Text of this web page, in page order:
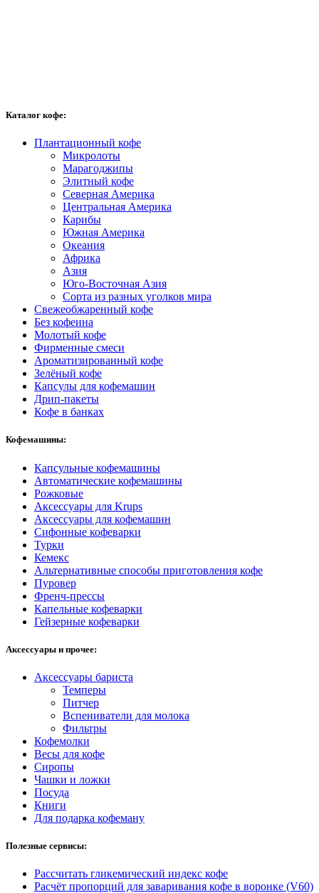
Каталог кофе:
Плантационный кофе
Микролоты
Марагоджипы
Элитный кофе
Северная Америка
Центральная Америка
Карибы
Южная Америка
Океания
Африка
Азия
Юго-Восточная Азия
Сорта из разных уголков мира
Свежеобжаренный кофе
Без кофеина
Молотый кофе
Фирменные смеси
Ароматизированный кофе
Зелёный кофе
Капсулы для кофемашин
Дрип-пакеты
Кофе в банках
Кофемашины:
Капсульные кофемашины
Автоматические кофемашины
Рожковые
Аксессуары для Krups
Аксессуары для кофемашин
Сифонные кофеварки
Турки
Кемекс
Альтернативные способы приготовления кофе
Пуровер
Френч-прессы
Капельные кофеварки
Гейзерные кофеварки
Аксессуары и прочее:
Аксессуары бариста
Темперы
Питчер
Вспениватели для молока
Фильтры
Кофемолки
Весы для кофе
Сиропы
Чашки и ложки
Посуда
Книги
Для подарка кофеману
Полезные сервисы:
Рассчитать гликемический индекс кофе
Расчёт пропорций для заваривания кофе в воронке (V60)